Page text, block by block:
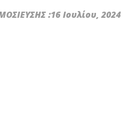
:16 Ιουλίου, 2024